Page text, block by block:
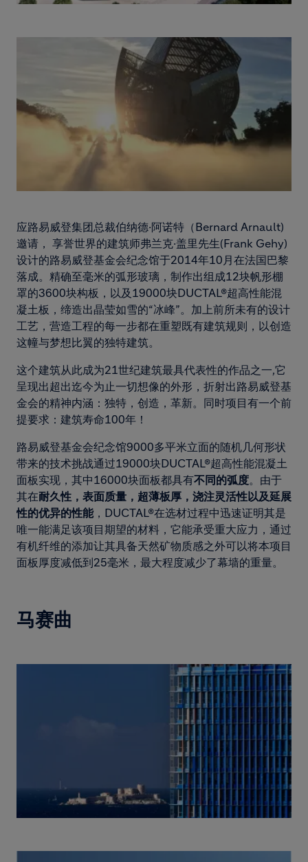
应路易威登集团总裁伯纳德·阿诺特（Bernard Arnault)
邀请， 享誉世界的建筑师弗兰克·盖里先生(Frank Gehy)
设计的路易威登基金会纪念馆于2014年10月在法国巴黎
落成。精确至毫米的弧形玻璃，制作出组成12块帆形棚
罩的3600块构板，以及19000块DUCTAL®超高性能混
凝土板，缔造出晶莹如雪的“冰峰”。加上前所未有的设计
工艺，营造工程的每一步都在重塑既有建筑规则，以创造
这幢与梦想比翼的独特建筑。
这个建筑从此成为21世纪建筑最具代表性的作品之一,它
呈现出超出迄今为止一切想像的外形，折射出路易威登基
金会的精神内涵：独特，创造，革新。同时项目有一个前
提要求：建筑寿命100年！
路易威登基金会纪念馆9000多平米立面的随机几何形状
带来的技术挑战通过19000块DUCTAL®超高性能混凝土
面板实现，其中16000块面板都具有不同的弧度。由于
其在耐久性，表面质量，超薄板厚，浇注灵活性以及延展
性的优异的性能，DUCTAL®在选材过程中迅速证明其是
唯一能满足该项目期望的材料，它能承受重大应力，通过
有机纤维的添加让其具备天然矿物质感之外可以将本项目
面板厚度减低到25毫米，最大程度减少了幕墙的重量。
马赛曲